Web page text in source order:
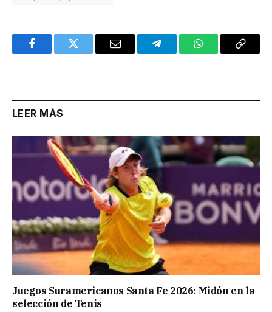
FacebookTwitter Email TelegramWhatsAppCopy
LEER MÁS
Juegos Suramericanos Santa Fe 2026: Midón en la
selección de Tenis